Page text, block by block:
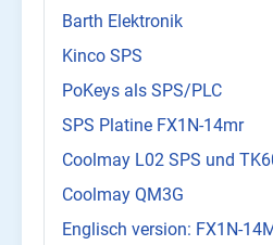
Barth Elektronik
Kinco SPS
PoKeys als SPS/PLC
SPS Platine FX1N-14mr
Coolmay L02 SPS und
Coolmay QM3G
Englisch version: FX1N-